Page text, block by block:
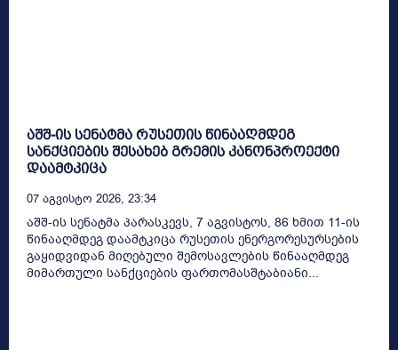
აშშ-ის სენატმა რუსეთის წინააღმდეგ
სანქციების შესახებ გრემის კანონპროექტი
დაამტკიცა
07 Აგვისტო 2026, 23:34
აშშ-ის სენატმა პარასკევს, 7 აგვისტოს, 86 ხმით 11-ის
წინააღმდეგ დაამტკიცა რუსეთის ენერგორესურსების
გაყიდვიდან მიღებული შემოსავლების წინააღმდეგ
მიმართული სანქციების ფართომასშტაბიანი...